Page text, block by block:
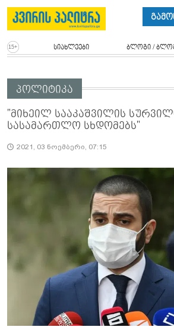
სიახლეები ბლოგი /
პოლიტიკა
"მიხეილ სააკაშვილის
სასამართლო სხდომებს"
2021, 03 ნოემბერი, 07:15